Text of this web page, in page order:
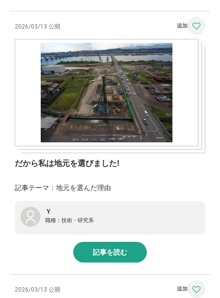
2026/03/13 公開
だから私は地元を選びました!
記事テーマ：地元を選んだ理由
Ｙ
職種： 技術・研究系
記事を読む
2026/03/13 公開